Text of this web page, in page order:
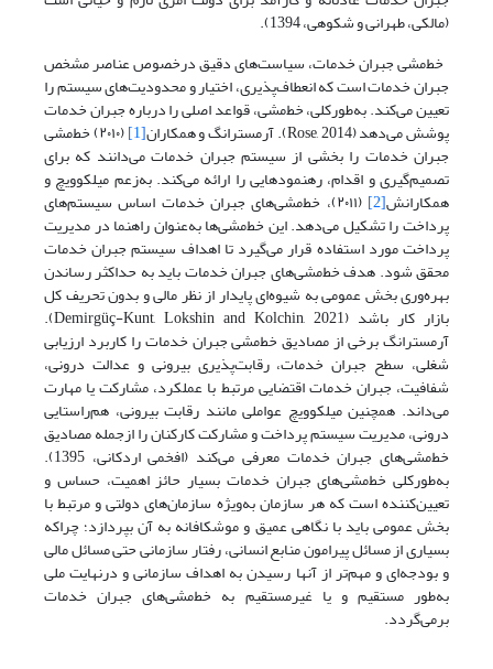
(مالکی، طهرانی و شکوهی، 1394).
خط‌‌‌‌مشی جبران خدمات، سیاست‌‌‌‌های دقیق درخصوص عناصر مشخص
جبران خدمات است که انعطاف‌‌‌‌پذیری، اختیار و محدودیت‌‌‌‌های سیستم را
تعیین می‌‌‌‌کند. به‌طورکلی، خط‌‌‌‌مشی، قواعد اصلی را درباره جبران خدمات
پوشش می‌‌‌‌دهد (Rose, 2014). آرمسترانگ و همکاران [1] (۲۰۱۰) خط‌‌‌‌مشی
جبران خدمات را بخشی از سیستم جبران خدمات می‌دانند که برای
تصمیم‌‌‌‌گیری و اقدام، رهنمودهایی را ارائه می‌‌‌‌کند. به‌زعم میلکوویچ و
همکارانش[2] (۲۰۱۱)، خط‌‌‌‌مشی‌‌‌‌های جبران خدمات اساس سیستم‌‌‌‌های
پرداخت را تشکیل می‌‌‌‌دهد. این خط‌‌‌‌مشی‌‌‌‌ها به‌عنوان راهنما در مدیریت
پرداخت مورد استفاده قرار می‌‌‌‌گیرد تا اهداف سیستم جبران خدمات
محقق شود. هدف خط‌مشی‌های جبران خدمات باید به حداکثر رساندن
بهره‌وری بخش عمومی به شیوه‌ای پایدار از نظر مالی و بدون تحریف کل
بازار کار باشد (Demirgüç-Kunt, Lokshin and Kolchin, 2021).
آرمسترانگ برخی از مصادیق خط‌مشی جبران خدمات را کاربرد ارزیابی
شغلی، سطح جبران خدمات، رقابت‌‌‌‌پذیری بیرونی و عدالت درونی،
شفافیت، جبران خدمات اقتضایی مرتبط با عملکرد، مشارکت یا مهارت
می‌داند. همچنین میلکوویچ عواملی مانند رقابت بیرونی، هم‌راستایی
درونی، مدیریت سیستم پرداخت و مشارکت کارکنان را ازجمله مصادیق
خط‌مشی‌های جبران خدمات معرفی می‌‌‌‌کند (افخمی اردکانی، 1395).
به‌طورکلی خط‌‌‌‌مشی‌‌‌‌های جبران خدمات بسیار حائز اهمیت، حساس و
تعیین‌‌‌‌کننده‌‌‌‌ است که هر سازمان به‌ویژه سازمان‌‌‌‌های دولتی و مرتبط با
بخش عمومی باید با نگاهی عمیق و موشکافانه به آن بپردازد؛ چراکه
بسیاری از مسائل پیرامون منابع انسانی، رفتار سازمانی حتی مسائل مالی
و بودجه‌‌‌‌ای و مهم‌تر از آنها رسیدن به اهداف سازمانی و درنهایت ملی
به‌طور مستقیم و یا غیرمستقیم به خط‌‌‌‌مشی‌‌‌‌های جبران خدمات
برمی‌‌‌‌گردد.